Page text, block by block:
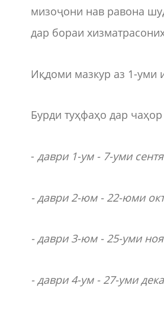
мизоҷони нав равона
дар бораи
Иқдоми мазкур аз 1-уми
Бурди туҳфаҳо дар
- даври 1-ум -7-уми
- даври 2-юм -22-юми
- даври 3-юм -25-уми
- даври 4-ум -27-уми